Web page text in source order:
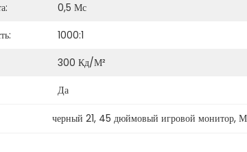
0,5 Мс
1000:1
300 Кд/м²
Да
черный 21, 45 дюймовый игровой монитор,